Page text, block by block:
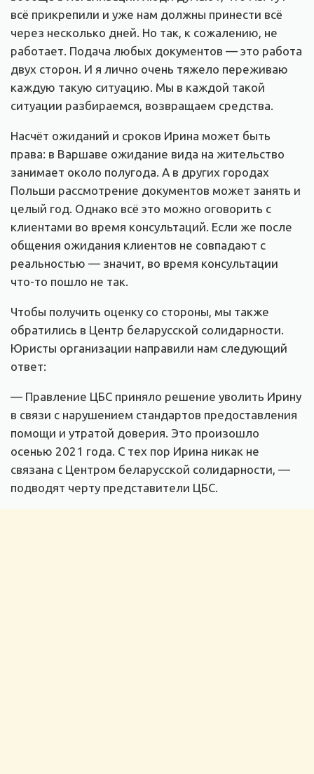
всё прикрепили и уже нам должны принести всё
через несколько дней. Но так, к сожалению, не
работает. Подача любых документов — это работа
двух сторон. И я лично очень тяжело переживаю
каждую такую ситуацию. Мы в каждой такой
ситуации разбираемся, возвращаем средства.
Насчёт ожиданий и сроков Ирина может быть
права: в Варшаве ожидание вида на жительство
занимает около полугода. А в других городах
Польши рассмотрение документов может занять и
целый год. Однако всё это можно оговорить с
клиентами во время консультаций. Если же после
общения ожидания клиентов не совпадают с
реальностью — значит, во время консультации
что-то пошло не так.
Чтобы получить оценку со стороны, мы также
обратились в Центр беларусской солидарности.
Юристы организации направили нам следующий
ответ:
— Правление ЦБС приняло решение уволить Ирину
в связи с нарушением стандартов предоставления
помощи и утратой доверия. Это произошло
осенью 2021 года. С тех пор Ирина никак не
связана с Центром беларусской солидарности, —
подводят черту представители ЦБС.